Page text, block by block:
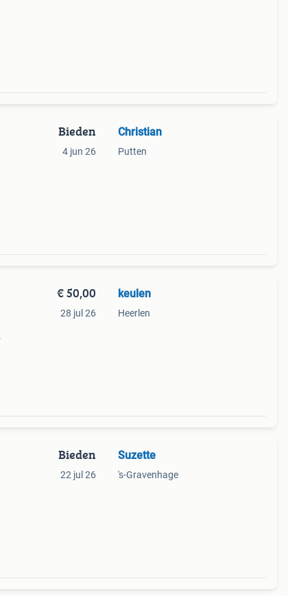
Bieden
4 jun 26
Christian
Putten
€ 50,00
28 jul 26
keulen
Heerlen
Bieden
22 jul 26
Suzette
's-Gravenhage